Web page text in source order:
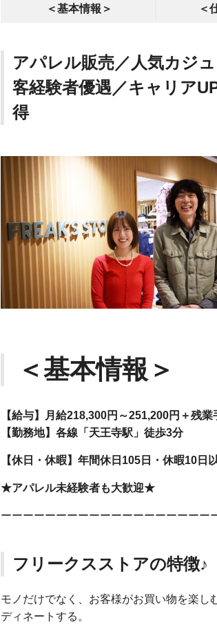
＜基本情報＞ ＜
アパレル販売／人気カジ
客経験者優遇／キャリア
得
＜基本情報＞
【給与】月給218,300円～251,200円＋残
【勤務地】各線「天王寺駅」徒歩3分
【休日・休暇】年間休日105日・休暇10日
★アパレル未経験者も大歓迎★
ーーーーーーーーーーーーーーーーーーー
フリークスストアの特徴♪
モノだけでなく、お客様がお買い物を楽
ディネートする。